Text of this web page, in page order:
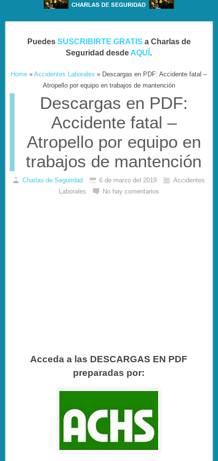
Puedes SUSCRIBIRTE GRATIS a Charlas de
Seguridad desde AQUÍ .
Home »Accidentes Laborales » Descargas en PDF: Accidente fatal –
Atropello por equipo en trabajos de mantención
Descargas en PDF:
Accidente fatal –
Atropello por equipo en
trabajos de mantención
Charlas de Seguridad 6 de marzo del 2019
Accidentes
Laborales
No hay comentarios
Acceda a las DESCARGAS EN PDF
preparadas por: